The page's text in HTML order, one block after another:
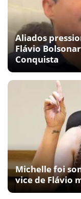
Aliados
Flávio
Conquista
Michelle foi
vice de Flávio